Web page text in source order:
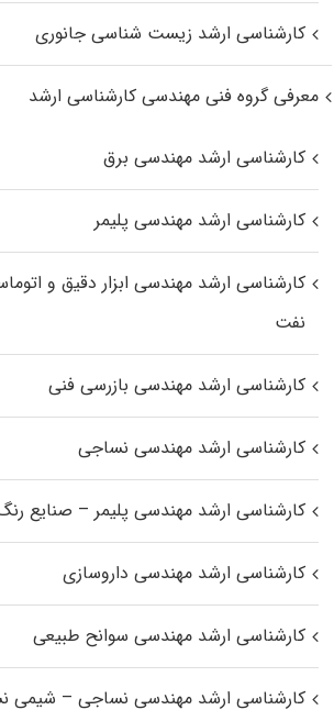
کارشناسی ارشد زیست‌ شناسی جانوری
معرفی گروه فنی مهندسی کارشناسی ارشد
کارشناسی ارشد مهندسی برق
کارشناسی ارشد مهندسی پلیمر
کارشناسی ارشد مهندسی ابزار دقیق و
نفت
کارشناسی ارشد مهندسی بازرسی فنی
کارشناسی ارشد مهندسی نساجی
کارشناسی ارشد مهندسی پلیمر – صنایع
کارشناسی ارشد مهندسی داروسازی
کارشناسی ارشد مهندسی سوانح طبیعی
کارشناسی ارشد مهندسی نساجی – شیمی